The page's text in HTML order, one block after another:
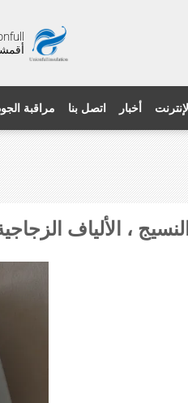
مراقبة اتصل بنا أخبار